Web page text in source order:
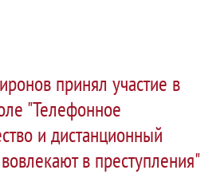
принял участие в
"Телефонное
и дистанционный
в преступления"